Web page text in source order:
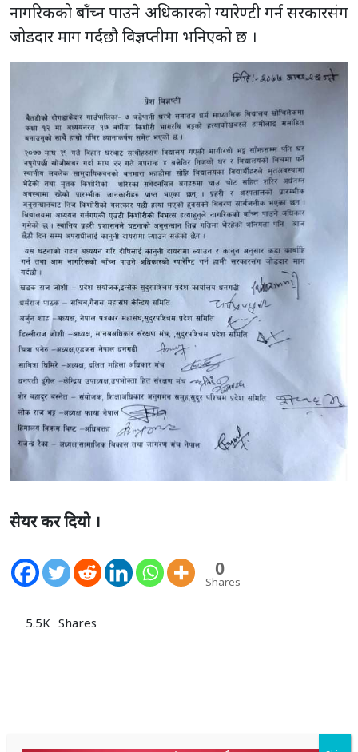
नागरिकको बाँच्न पाउने अधिकारको ग्यारेण्टी गर्न सरकारसंग
जोडदार माग गर्दछौ विज्ञप्तीमा भनिएको छ ।
सेयर कर दियो ।
0
Shares
5.5K Shares